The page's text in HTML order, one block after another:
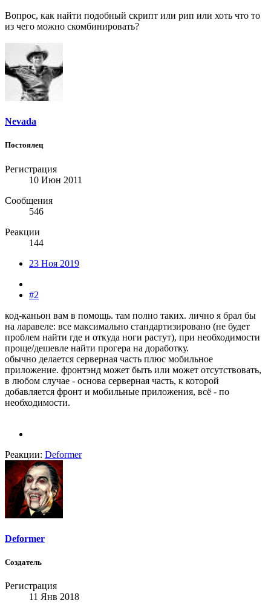
Вопрос, как найти подобный скрипт или рип или хоть что то
из чего можно скомбинировать?
Nevada
Постоялец
Регистрация
10 Июн 2011
Сообщения
546
Реакции
144
23 Ноя 2019
#2
код-каньон вам в помощь. там полно таких. лично я брал бы
на ларавеле: все максимально стандартизировано (не будет
проблем найти где и откуда ноги растут), при необходимости
проще/дешевле найти прогера на доработку.
обычно делается серверная часть плюс мобильное
приложение. фронтэнд может быть или может отсутствовать,
в любом случае - основа серверная часть, к которой
добавляется фронт и мобильные приложения, всё - по
необходимости.
Реакции: Deformer
Deformer
Создатель
Регистрация
11 Янв 2018